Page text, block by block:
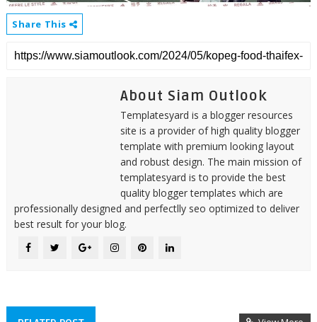
Share This
About Siam Outlook
Templatesyard is a blogger resources
site is a provider of high quality blogger
template with premium looking layout
and robust design. The main mission of
templatesyard is to provide the best
quality blogger templates which are
professionally designed and perfectlly seo optimized to deliver
best result for your blog.